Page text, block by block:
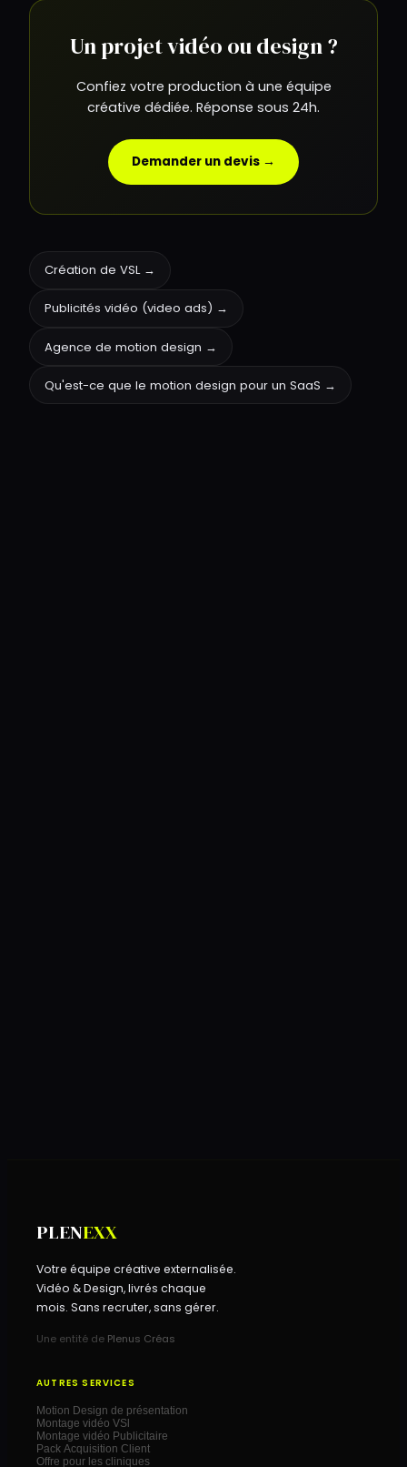
Un projet vidéo ou design ?
Confiez votre production à une équipe
créative dédiée. Réponse sous 24h.
Demander un devis →
Création de VSL→
Publicités vidéo (video ads) →
Agence de motion design →
Qu'est-ce que le motion design pour un SaaS →
PLENEXX
Votre équipe créative externalisée.
Vidéo & Design, livrés chaque
mois. Sans recruter, sans gérer.
Une entité de Plenus Créas
AUTRES SERVICES
Motion Design de présentation
Montage vidéo VSl
Montage vidéo Publicitaire
Pack Acquisition Client
Offre pour les cliniques